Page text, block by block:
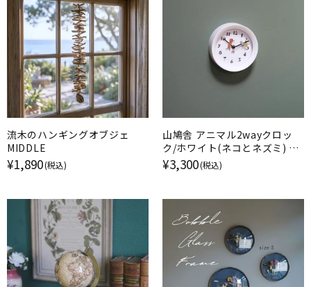
流木のハンギングオブジェ
MIDDLE
¥1,890(税込)
山鳩舎 アニマル2wayクロッ
ク/ホワイト(ネコとネズミ) 壁
掛け時計
¥3,300(税込)